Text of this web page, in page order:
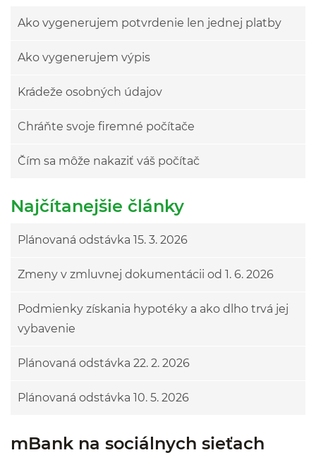
Ako vygenerujem potvrdenie len jednej platby
Ako vygenerujem výpis
Krádeže osobných údajov
Chráňte svoje firemné počítače
Čím sa môže nakaziť váš počítač
Najčítanejšie články
Plánovaná odstávka 15. 3. 2026
Zmeny v zmluvnej dokumentácii od 1. 6. 2026
Podmienky získania hypotéky a ako dlho trvá jej
vybavenie
Plánovaná odstávka 22. 2. 2026
Plánovaná odstávka 10. 5. 2026
mBank na sociálnych sieťach